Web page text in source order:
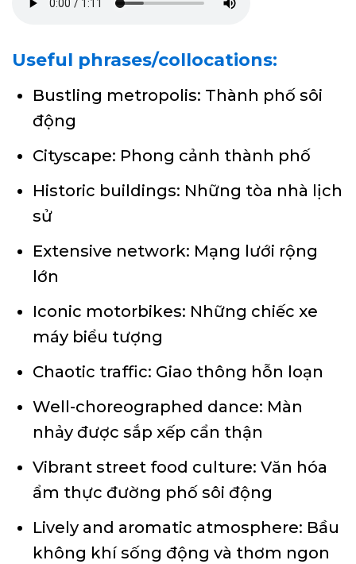
Useful phrases/collocations:
Bustling metropolis: Thành phố sôi
động
Cityscape: Phong cảnh thành phố
Historic buildings: Những tòa nhà lịch
sử
Extensive network: Mạng lưới rộng
lớn
Iconic motorbikes: Những chiếc xe
máy biểu tượng
Chaotic traffic: Giao thông hỗn loạn
Well-choreographed dance: Màn
nhảy được sắp xếp cẩn thận
Vibrant street food culture: Văn hóa
ẩm thực đường phố sôi động
Lively and aromatic atmosphere: Bầu
không khí sống động và thơm ngon